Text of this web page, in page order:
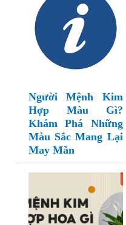
Người Mệnh Kim
Hợp Màu Gì?
Khám Phá Những
Màu Sắc Mang Lại
May Mắn